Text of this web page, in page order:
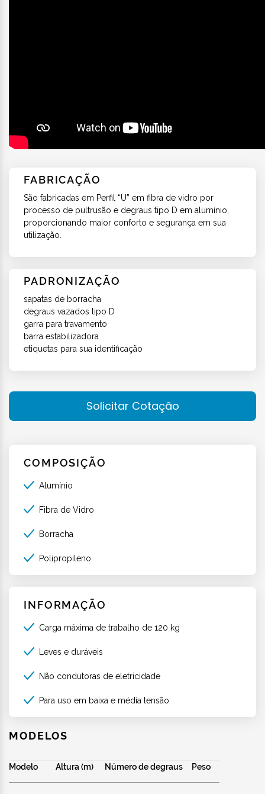
FABRICAÇÃO
São fabricadas em Perfil “U” em fibra de vidro por
processo de pultrusão e degraus tipo D em alumínio,
proporcionando maior conforto e segurança em sua
utilização.
PADRONIZAÇÃO
sapatas de borracha
degraus vazados tipo D
garra para travamento
barra estabilizadora
etiquetas para sua identificação
Solicitar Cotação
COMPOSIÇÃO
Alumínio
Fibra de Vidro
Borracha
Polipropileno
INFORMAÇÃO
Carga máxima de trabalho de 120 kg
Leves e duráveis
Não condutoras de eletricidade
Para uso em baixa e média tensão
MODELOS
Modelo Altura (m) Número de degraus Peso